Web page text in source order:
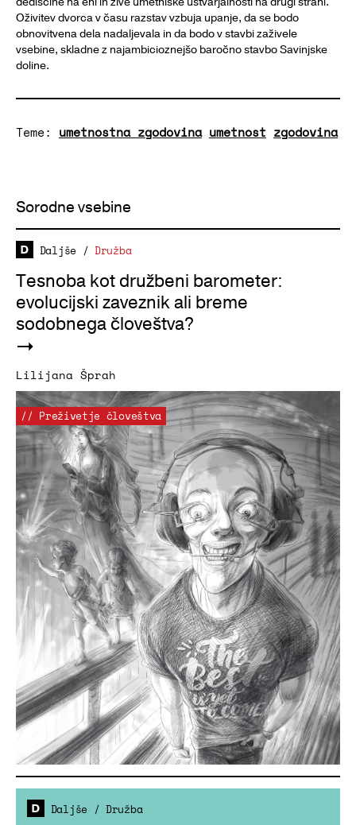
Oživitev dvorca v času razstav vzbuja upanje, da se bodo
obnovitvena dela nadaljevala in da bodo v stavbi zaživele
vsebine, skladne z najambicioznejšo baročno stavbo Savinjske
doline.
Teme: umetnostna zgodovina umetnost zgodovina
Sorodne vsebine
Daljše / Družba
Tesnoba kot družbeni barometer:
evolucijski zaveznik ali breme
sodobnega človeštva?
Lilijana Šprah
// Preživetje človeštva
Daljše / Družba